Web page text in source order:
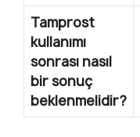
Tamprost
kullanımı
sonrası nasıl
bir sonuç
beklenmelidir?